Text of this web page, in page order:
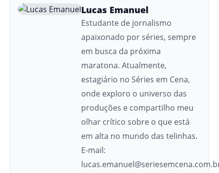
Lucas Emanuel
Estudante de jornalismo
apaixonado por séries, sempre
em busca da próxima
maratona. Atualmente,
estagiário no Séries em Cena,
onde exploro o universo das
produções e compartilho meu
olhar crítico sobre o que está
em alta no mundo das telinhas.
E-mail: